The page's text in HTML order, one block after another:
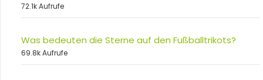
72.1k Aufrufe
Was bedeuten die Sterne auf den Fußballtrikots?
69.8k Aufrufe